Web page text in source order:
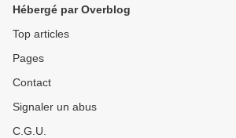
Hébergé par Overblog
Top articles
Pages
Contact
Signaler un abus
C.G.U.